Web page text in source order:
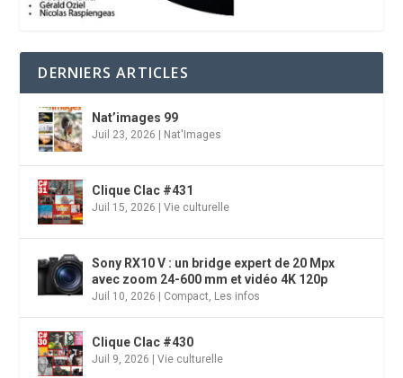
DERNIERS ARTICLES
Nat’images 99
Juil 23, 2026 | Nat'Images
Clique Clac #431
Juil 15, 2026 |Vie culturelle
Sony RX10 V : un bridge expert de 20 Mpx
avec zoom 24-600 mm et vidéo 4K 120p
Juil 10, 2026 | Compact Les infos
Clique Clac #430
Juil 9, 2026 |Vie culturelle